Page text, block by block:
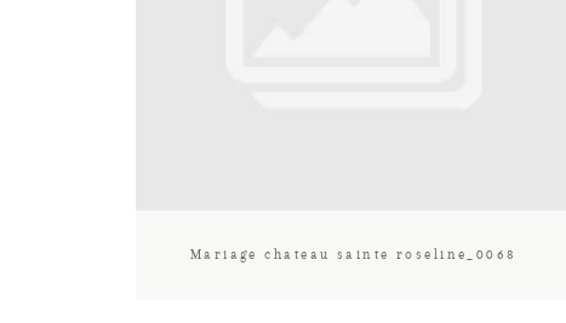
Mariage chateau sainte roseline_0068